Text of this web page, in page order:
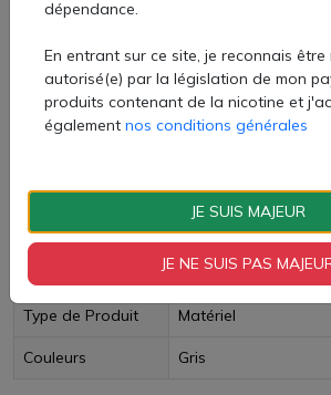
Paiement 100%
Type de résistance Résistance
Type de Produit Matériel
Couleurs Gris
dépendance.
En entrant sur ce site, je reconnais être
autorisé(e) par la législation de mon
produits contenant de la nicotine et
également nos conditions générales
JE SUIS MAJEUR
JE NE SUIS PAS